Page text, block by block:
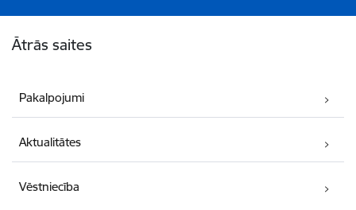
Ātrās saites
Pakalpojumi
Aktualitātes
Vēstniecība